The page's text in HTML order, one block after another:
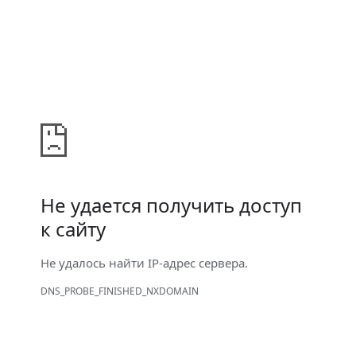
Не удается получить доступ
к сайту
Не удалось найти IP-адрес сервера.
DNS_PROBE_FINISHED_NXDOMAIN